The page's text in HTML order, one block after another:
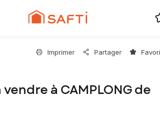
Imprimer Partager
à CAMPLONG de